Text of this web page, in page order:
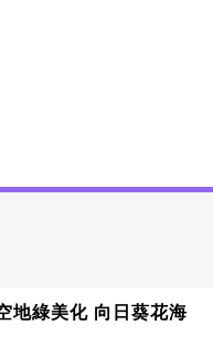
地綠美化 向日葵花海